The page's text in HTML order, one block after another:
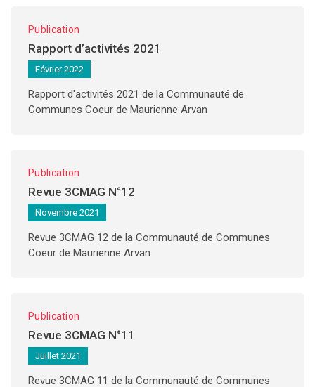
Publication
Rapport d’activités 2021
Février 2022
Rapport d'activités 2021 de la Communauté de
Communes Coeur de Maurienne Arvan
Publication
Revue 3CMAG N°12
Novembre 2021
Revue 3CMAG 12 de la Communauté de Communes
Coeur de Maurienne Arvan
Publication
Revue 3CMAG N°11
Juillet 2021
Revue 3CMAG 11 de la Communauté de Communes